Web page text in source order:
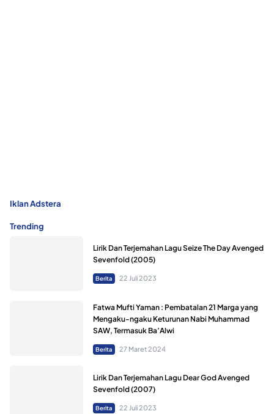
Iklan Adstera
Trending
Lirik Dan Terjemahan Lagu Seize The Day Avenged
Sevenfold (2005)
Berita 22 Juli 2023
Fatwa Mufti Yaman : Pembatalan 21 Marga yang
Mengaku-ngaku Keturunan Nabi Muhammad
SAW, Termasuk Ba’Alwi
Berita 27 Maret 2024
Lirik Dan Terjemahan Lagu Dear God Avenged
Sevenfold (2007)
Berita 22 Juli 2023